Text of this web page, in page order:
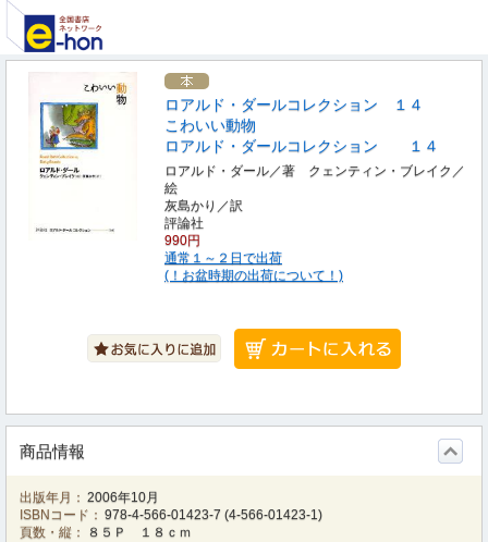
ロアルド・ダールコレクション １４
こわいい動物
ロアルド・ダールコレクション １４
ロアルド・ダール／著 クェンティン・ブレイク／
絵
灰島かり／訳
評論社
990円
通常１～２日で出荷
(！お盆時期の出荷について！)
商品情報
出版年月： 2006年10月
ISBNコード： 978-4-566-01423-7 (4-566-01423-1)
頁数・縦：
８５Ｐ １８ｃｍ